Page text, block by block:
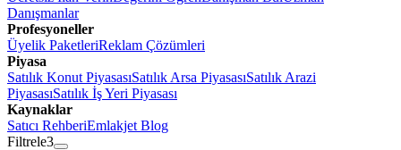
Danışmanlar
Profesyoneller
Üyelik PaketleriReklam Çözümleri
Piyasa
Satılık Konut PiyasasıSatılık Arsa PiyasasıSatılık Arazi
PiyasasıSatılık İş Yeri Piyasası
Kaynaklar
Satıcı RehberiEmlakjet Blog
Filtrele3